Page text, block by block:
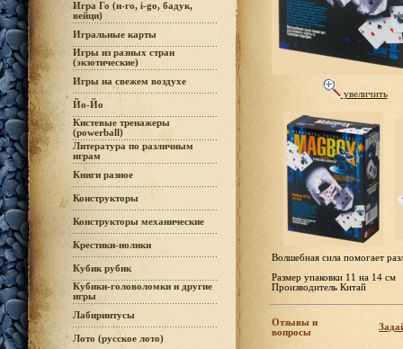
Игра Го (и-го, i-go, бадук,
вейци)
Игральные карты
Игры из разных стран
(экзотические)
Игры на свежем воздухе
Йо-Йо
Кистевые тренажеры
(powerball)
Литература по различным
играм
Книги разное
Конструкторы
Конструкторы механические
Крестики-нолики
Кубик рубик
Кубики-головоломки и другие
игры
Лабиринтусы
Лото (русское лото)
увеличить
Волшебная сила помогает
Размер упаковки 11 на 14 см
Производитель Китай
Отзывы и
вопросы